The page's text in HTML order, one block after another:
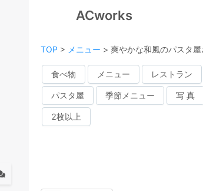
ACworks
TOP > メニュー > 爽やかな和風のパスタ
食べ物 メニュー レストラン
パスタ屋 季節メニュー 写 真
2枚以上